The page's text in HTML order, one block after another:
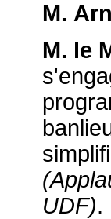
M.
M. le
UDF).